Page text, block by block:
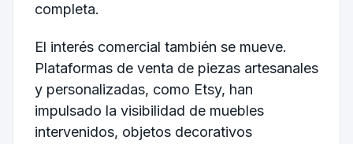
completa.
El interés comercial también se mueve.
Plataformas de venta de piezas artesanales
y personalizadas, como Etsy, han
impulsado la visibilidad de muebles
intervenidos, objetos decorativos